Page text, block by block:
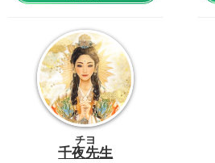
チヨ
千夜先生